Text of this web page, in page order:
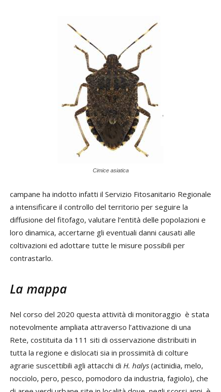
Cimice asiatica
campane ha indotto infatti il Servizio Fitosanitario Regionale
a intensificare il controllo del territorio per seguire la
diffusione del fitofago, valutare l’entità delle popolazioni e
loro dinamica, accertarne gli eventuali danni causati alle
coltivazioni ed adottare tutte le misure possibili per
contrastarlo.
La mappa
Nel corso del 2020 questa attività di monitoraggio è stata
notevolmente ampliata attraverso l’attivazione di una
Rete, costituita da 111 siti di osservazione distribuiti in
tutta la regione e dislocati sia in prossimità di colture
agrarie suscettibili agli attacchi di H. halys (actinidia, melo,
nocciolo, pero, pesco, pomodoro da industria, fagiolo), che